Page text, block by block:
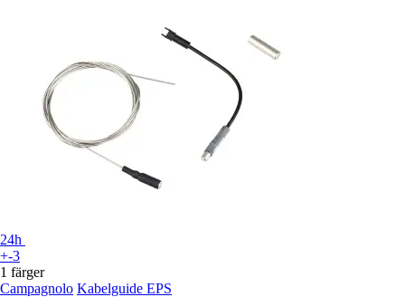
24h
+-3
1 färger
Campagnolo Kabelguide EPS